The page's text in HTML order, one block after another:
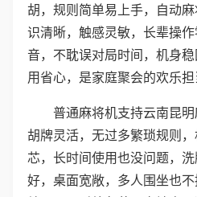
胡，规则简单易上手，自动
识清晰，触感灵敏，长辈操
音，不耽误对局时间，机身
用省心，是家庭聚会的欢乐担
普通麻将机支持云南昆明
胡牌灵活，无过多繁琐规则
芯，长时间使用也没问题，
好，桌面宽敞，多人围坐也